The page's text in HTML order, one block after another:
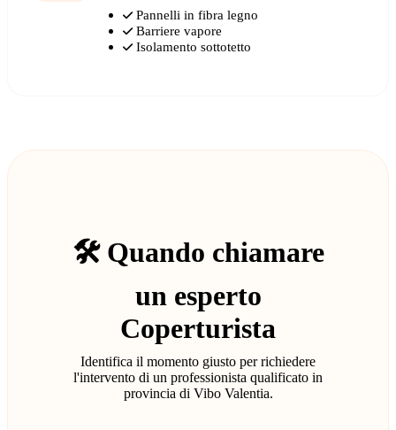
Pannelli in fibra legno
Barriere vapore
Isolamento sottotetto
🛠️ Quando chiamare
un esperto
Coperturista
Identifica il momento giusto per richiedere
l'intervento di un professionista qualificato in
provincia di Vibo Valentia.